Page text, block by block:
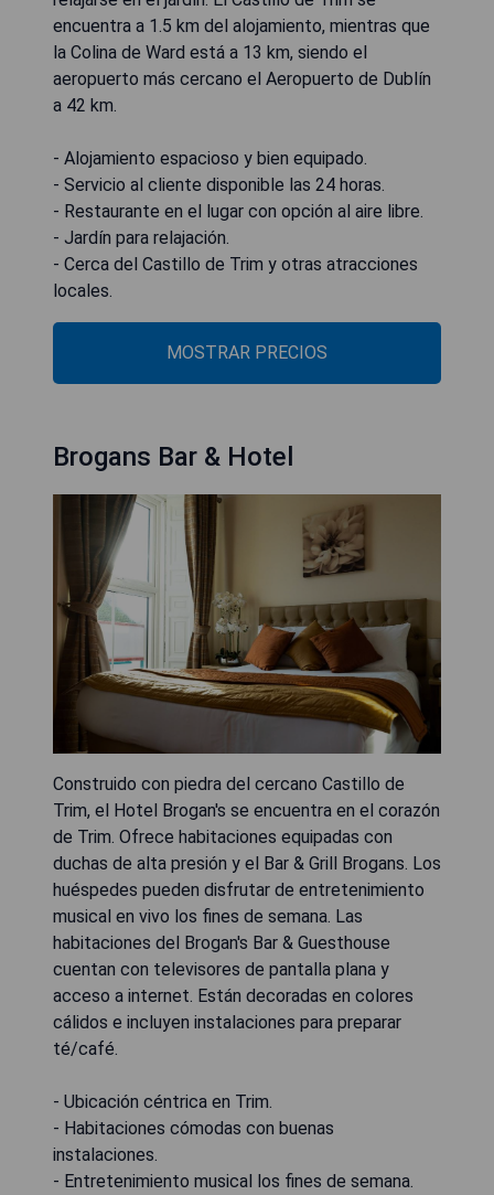
encuentra a 1.5 km del alojamiento, mientras que
la Colina de Ward está a 13 km, siendo el
aeropuerto más cercano el Aeropuerto de Dublín
a 42 km.
- Alojamiento espacioso y bien equipado.
- Servicio al cliente disponible las 24 horas.
- Restaurante en el lugar con opción al aire libre.
- Jardín para relajación.
- Cerca del Castillo de Trim y otras atracciones
locales.
MOSTRAR PRECIOS
Brogans Bar & Hotel
Construido con piedra del cercano Castillo de
Trim, el Hotel Brogan's se encuentra en el corazón
de Trim. Ofrece habitaciones equipadas con
duchas de alta presión y el Bar & Grill Brogans. Los
huéspedes pueden disfrutar de entretenimiento
musical en vivo los fines de semana. Las
habitaciones del Brogan's Bar & Guesthouse
cuentan con televisores de pantalla plana y
acceso a internet. Están decoradas en colores
cálidos e incluyen instalaciones para preparar
té/café.
- Ubicación céntrica en Trim.
- Habitaciones cómodas con buenas
instalaciones.
- Entretenimiento musical los fines de semana.